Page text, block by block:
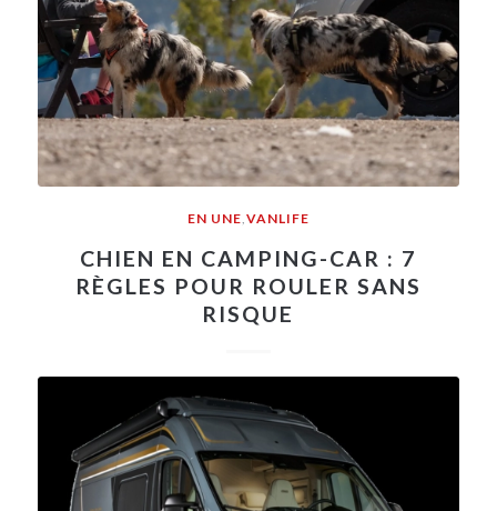
EN UNE,VANLIFE
CHIEN EN CAMPING-CAR : 7
RÈGLES POUR ROULER SANS
RISQUE